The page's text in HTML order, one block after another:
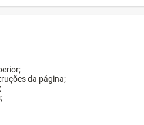
da página;